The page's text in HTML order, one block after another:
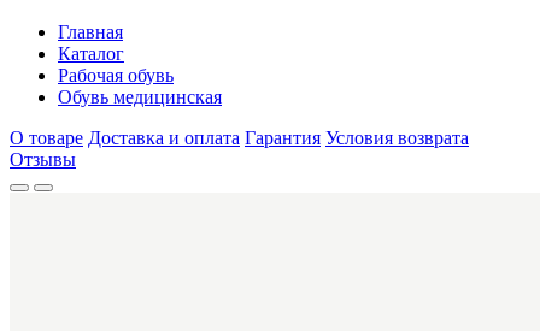
Главная
Каталог
Рабочая обувь
Обувь медицинская
О товаре Доставка и оплата Гарантия Условия возврата
Отзывы